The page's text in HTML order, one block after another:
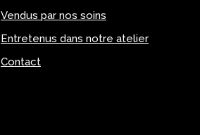
Vendus par nos soins
Entretenus dans notre atelier
Contact